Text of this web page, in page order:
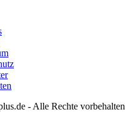
- Alle Rechte vorbehalten